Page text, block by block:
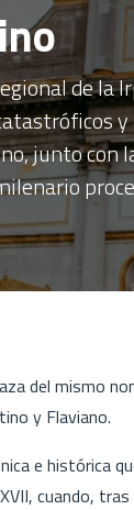
de la
junto con
del mismo
y Flaviano.
e histórica
cuando,